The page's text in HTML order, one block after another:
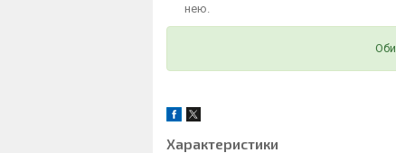
нею.
Характеристики